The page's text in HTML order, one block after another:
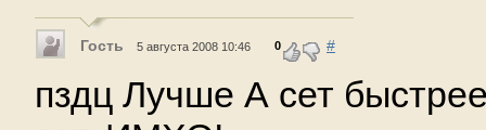
Гость 5 августа 2008 10:46 0 #
пздц Лучше А сет